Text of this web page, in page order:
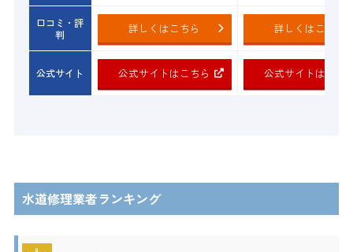
口コミ・評
判
詳しくはこちら 詳しくはこちら
公式サイト 公式サイトはこちら 公式サイトはこち
水道修理業者ランキング